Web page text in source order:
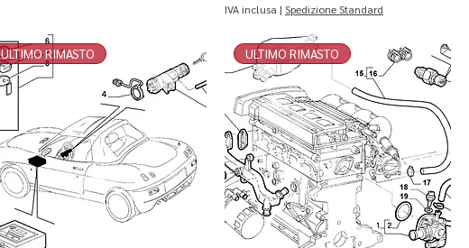
IVA inclusa | Spedizione Standard
ULTIMO RIMASTO ULTIMO RIMASTO